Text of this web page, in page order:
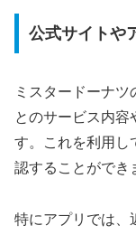
公式サイトや
ミスタードーナ
とのサービス内容
す。これを利用し
認することができ
特にアプリでは、